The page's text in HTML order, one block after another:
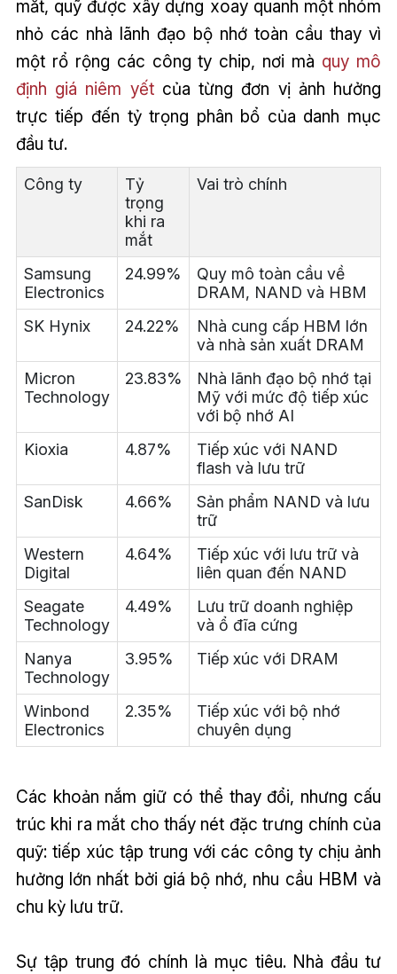
mắt, quỹ được xây dựng xoay quanh một nhóm
nhỏ các nhà lãnh đạo bộ nhớ toàn cầu thay vì
một rổ rộng các công ty chip, nơi mà quy mô
định giá niêm yếtcủa từng đơn vị ảnh hưởng
trực tiếp đến tỷ trọng phân bổ của danh mục
đầu tư.
Công ty
Tỷ
trọng
khi ra
mắt
Vai trò chính
Samsung
Electronics
24.99%
Quy mô toàn cầu về
DRAM, NAND và HBM
SK Hynix
24.22%
Nhà cung cấp HBM lớn
và nhà sản xuất DRAM
Micron
Technology
23.83%
Nhà lãnh đạo bộ nhớ tại
Mỹ với mức độ tiếp xúc
với bộ nhớ AI
Kioxia
4.87%
Tiếp xúc với NAND
flash và lưu trữ
SanDisk
4.66%
Sản phẩm NAND và lưu
trữ
Western
Digital
4.64%
Tiếp xúc với lưu trữ và
liên quan đến NAND
Seagate
Technology
4.49%
Lưu trữ doanh nghiệp
và ổ đĩa cứng
Nanya
Technology
3.95% Tiếp xúc với DRAM
Winbond
Electronics
2.35%
Tiếp xúc với bộ nhớ
chuyên dụng
Các khoản nắm giữ có thể thay đổi, nhưng cấu
trúc khi ra mắt cho thấy nét đặc trưng chính của
quỹ: tiếp xúc tập trung với các công ty chịu ảnh
hưởng lớn nhất bởi giá bộ nhớ, nhu cầu HBM và
chu kỳ lưu trữ.
Sự tập trung đó chính là mục tiêu. Nhà đầu tư